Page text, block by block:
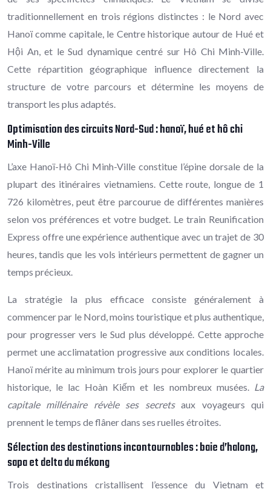
traditionnellement en trois régions distinctes : le Nord avec
Hanoï comme capitale, le Centre historique autour de Hué et
Hội An, et le Sud dynamique centré sur Hô Chi Minh-Ville.
Cette répartition géographique influence directement la
structure de votre parcours et détermine les moyens de
transport les plus adaptés.
Optimisation des circuits Nord-Sud : hanoï, hué et hô chi
Minh-Ville
L’axe Hanoï-Hô Chi Minh-Ville constitue l’épine dorsale de la
plupart des itinéraires vietnamiens. Cette route, longue de 1
726 kilomètres, peut être parcourue de différentes manières
selon vos préférences et votre budget. Le train Reunification
Express offre une expérience authentique avec un trajet de 30
heures, tandis que les vols intérieurs permettent de gagner un
temps précieux.
La stratégie la plus efficace consiste généralement à
commencer par le Nord, moins touristique et plus authentique,
pour progresser vers le Sud plus développé. Cette approche
permet une acclimatation progressive aux conditions locales.
Hanoï mérite au minimum trois jours pour explorer le quartier
historique, le lac Hoàn Kiếm et les nombreux musées. La
capitale millénaire révèle ses secretsaux voyageurs qui
prennent le temps de flâner dans ses ruelles étroites.
Sélection des destinations incontournables : baie d’halong,
sapa et delta du mékong
Trois destinations cristallisent l’essence du Vietnam et